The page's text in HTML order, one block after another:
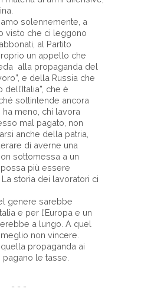
solennemente, a
visto che ci leggono
al Partito
un appello che
alla propaganda del
e della Russia che
che è
sottintende ancora
meno, chi lavora
mal pagato, non
anche della patria,
di averne una
sottomessa a un
più essere
storia dei lavoratori ci
genere sarebbe
e per l’Europa e un
a lungo. A quel
non vincere.
propaganda ai
pagano le tasse.
- - -